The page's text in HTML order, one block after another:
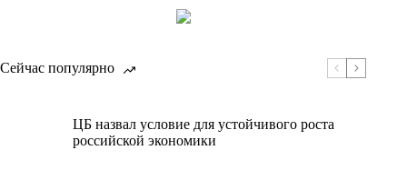
Сейчас популярно
ЦБ назвал условие для устойчивого роста
российской экономики